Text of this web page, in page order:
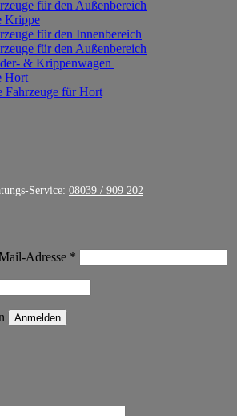
für den Außenbereich
Krippe
für den Innenbereich
für den Außenbereich
& Krippenwagen
Hort
Fahrzeuge für Hort
Service: 08039 / 909 202
Adresse *
Anmelden